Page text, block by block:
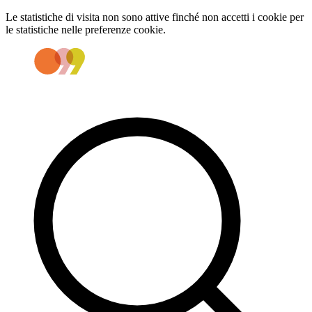
Le statistiche di visita non sono attive finché non accetti i cookie per
le statistiche nelle preferenze cookie.